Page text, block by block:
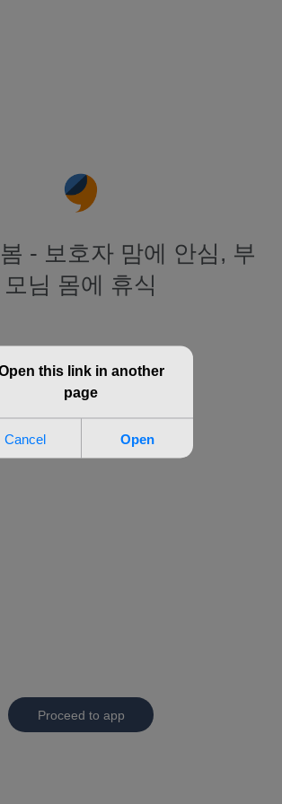
- 보호자 맘에 안심, 부
모님 몸에 휴식
Proceed to app